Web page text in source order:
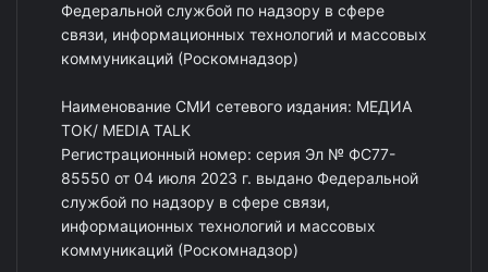
Федеральной службой по надзору в сфере
связи, информационных технологий и массовых
коммуникаций (Роскомнадзор)
Наименование СМИ сетевого издания: МЕДИА
ТОК/ MEDIA TALK
Регистрационный номер: серия Эл № ФС77-
85550 от 04 июля 2023 г. выдано Федеральной
службой по надзору в сфере связи,
информационных технологий и массовых
коммуникаций (Роскомнадзор)